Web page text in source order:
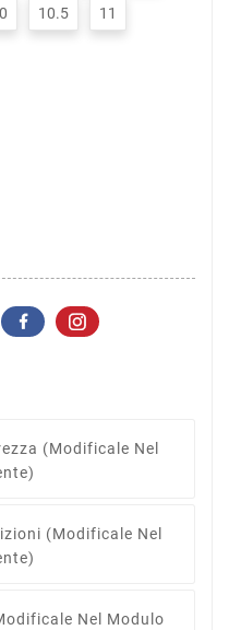
10.5 11
(modificale Nel
(modificale Nel
Nel Modulo